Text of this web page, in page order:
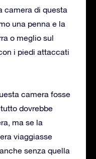
camera di questa
una penna e la
o meglio sul
i piedi attaccati
camera fosse
dovrebbe
ma se la
viaggiasse
senza quella